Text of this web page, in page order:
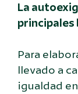
La
principales
Para
llevado a
igualdad